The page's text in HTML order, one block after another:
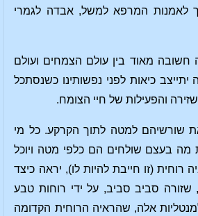
לאמנות המרפא למשל, אבדה לגמרי
חשובה מאוד בין עולם הצמחים ועולם
כיאות לפני נפשותינו כשנסתכל
והפעילות של חיי הצומח.
שורשיהם למטה לתוך הקרקע. כל מי
מה בעצם שולחים הם כלפי מטה ויוכל
רוחית (זו חייבת להיות לו), יראה כיצד
סביב סביב, על ידי רוחות טבע
אלה, שהראיה הרוחית הקדומה